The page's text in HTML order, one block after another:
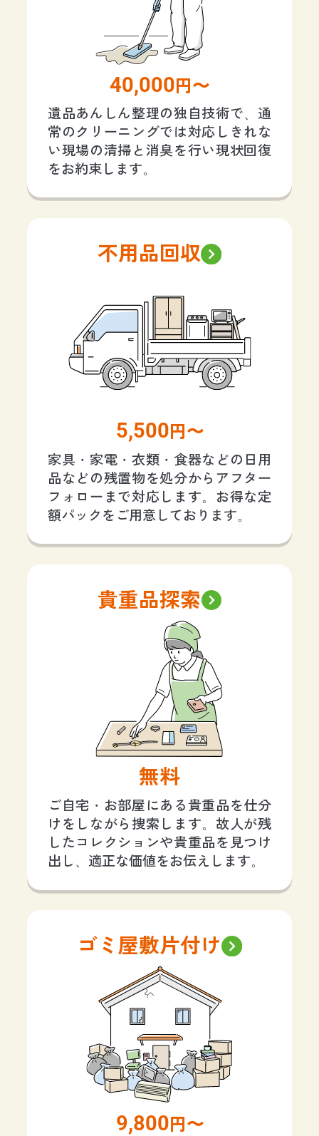
40,000 円〜
遺品あんしん整理の独自技術で、通
常のクリーニングでは対応しきれな
い現場の清掃と消臭を行い現状回復
をお約束します。
不用品回収
5,500 円〜
家具・家電・衣類・食器などの日用
品などの残置物を処分からアフター
フォローまで対応します。お得な定
額パックをご用意しております。
貴重品探索
無料
ご自宅・お部屋にある貴重品を仕分
けをしながら捜索します。故人が残
したコレクションや貴重品を見つけ
出し、適正な価値をお伝えします。
ゴミ屋敷片付け
9,800 円〜